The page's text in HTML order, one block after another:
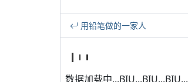
用铅笔做的一家人
数据加载中...BIU...BIU...BIU...